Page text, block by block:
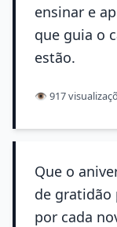
ensinar e
que guia o
estão.
👁️ 917
Que o
de gratidão
por cada